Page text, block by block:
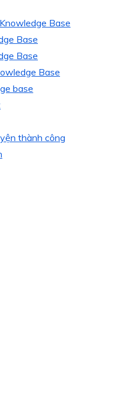
Base
Base
Base
Base
base
thành công